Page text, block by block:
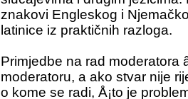
znakovi Engleskog i
latinice iz praktičnih razloga.
Primjedbe na rad moderatora
moderatoru, a ako stvar nije
o kome se radi, Å¡to je